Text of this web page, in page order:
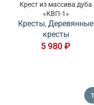
Крест из массива дуба
«КВП-1»
Кресты, Деревянные
кресты
5 980₽
1